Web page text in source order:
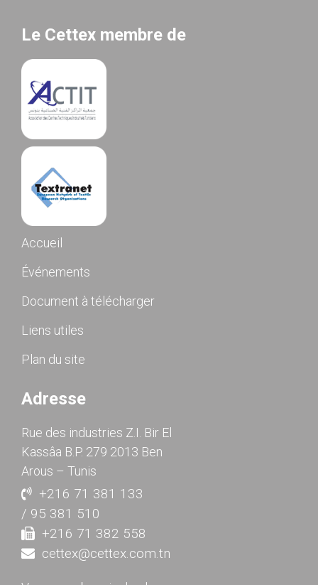
Le Cettex membre de
Accueil
Événements
Document à télécharger
Liens utiles
Plan du site
Adresse
Rue des industries Z.I. Bir El
Kassâa B.P. 279 2013 Ben
Arous – Tunis
+216 71 381 133
/ 95 381 510
+216 71 382 558
cettex@cettex.com.tn